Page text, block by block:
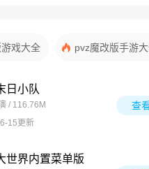
戏大全 pvz魔改版手游
日小队
/ 116.76M
15更新
查
世界内置菜单版